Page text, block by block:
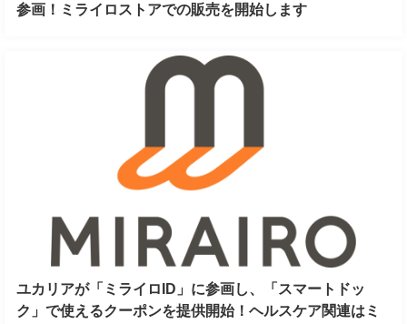
参画！ミライロストアでの販売を開始します
ユカリアが「ミライロID」に参画し、「スマートドッ
ク」で使えるクーポンを提供開始！ヘルスケア関連はミ